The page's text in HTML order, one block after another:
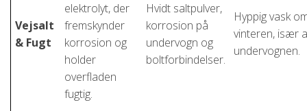
Vejsalt
& Fugt
elektrolyt, der
fremskynder
korrosion og
holder
overfladen
fugtig.
Hvidt saltpulver,
korrosion på
undervogn og
boltforbindelser.
Hyppig vask
vinteren, især
undervognen.